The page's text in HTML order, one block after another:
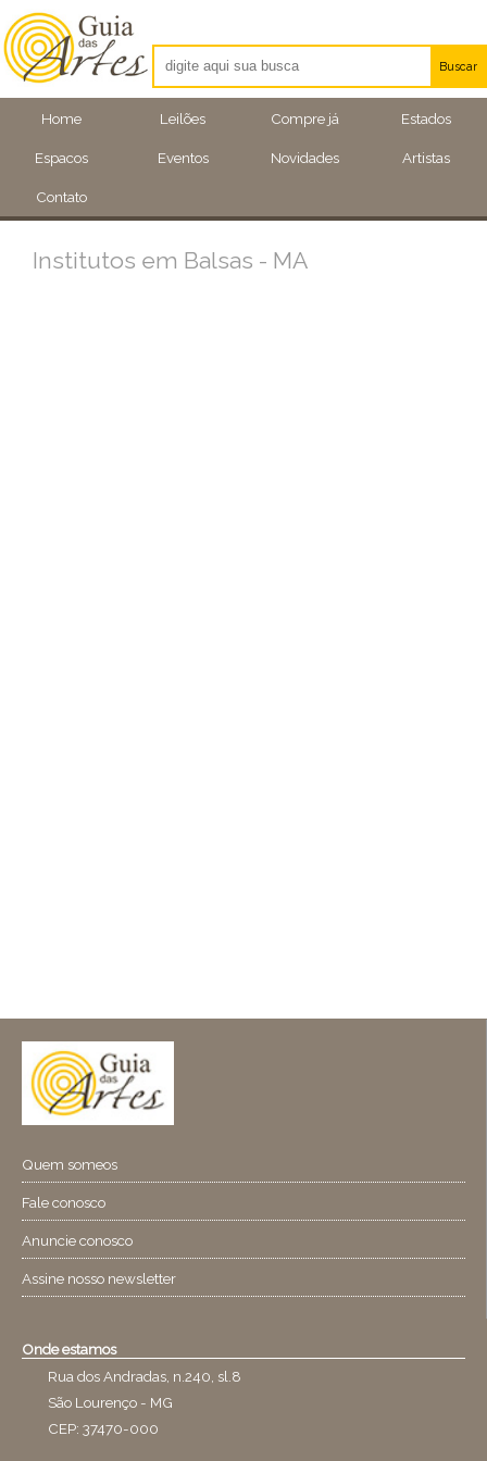
Home Leilões Compre já Estados
Espacos Eventos Novidades Artistas
Contato
Buscar
Artistas
Eventos
Institutos em Balsas - MA
Quem someos
Fale conosco
Anuncie conosco
Assine nosso newsletter
Onde estamos
Rua dos Andradas, n.240, sl.8
São Lourenço - MG
CEP: 37470-000